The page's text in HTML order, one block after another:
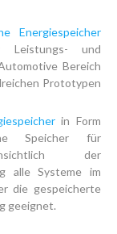
Energiespeicher
Leistungs- und
Bereich
Prototypen
in Form
Speicher für
der
alle Systeme im
die gespeicherte
geeignet.